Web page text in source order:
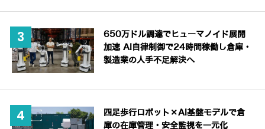
650万ドル調達でヒューマノイド展開
加速 AI自律制御で24時間稼働し倉庫・
製造業の人手不足解決へ
四足歩行ロボット×AI基盤モデルで倉
庫の在庫管理・安全監視を一元化